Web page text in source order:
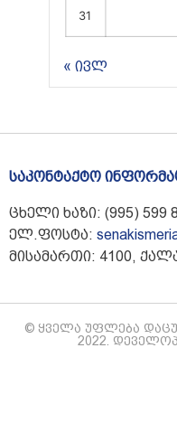
31
« ივლ
საკონტაქტო
ცხელი ხაზი: (995) 599
ელ.ფოსტა:
მისამართი: 4100,
© ყველა უფლება
2022.